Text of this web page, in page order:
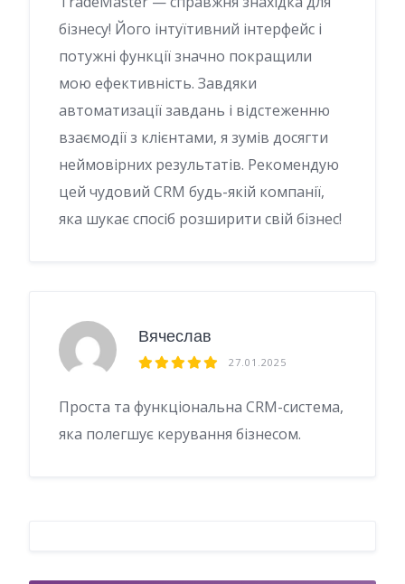
бізнесу! Його інтуїтивний інтерфейс і
потужні функції значно покращили
мою ефективність. Завдяки
автоматизації завдань і відстеженню
взаємодії з клієнтами, я зумів досягти
неймовірних результатів. Рекомендую
цей чудовий CRM будь-якій компанії,
яка шукає спосіб розширити свій бізнес!
Вячеслав
27.01.2025
Проста та функціональна CRM-система,
яка полегшує керування бізнесом.